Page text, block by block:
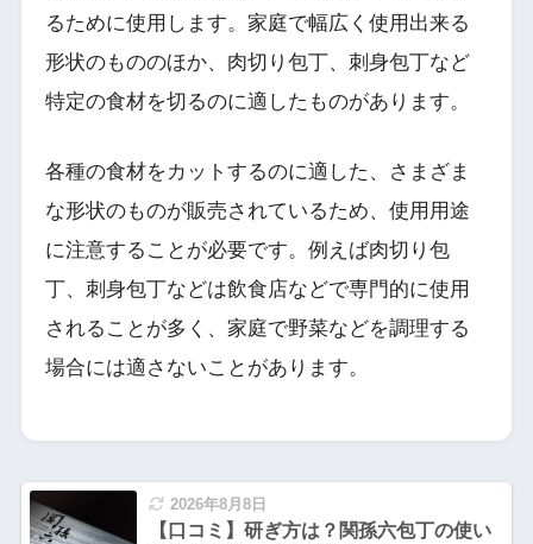
るために使用します。家庭で幅広く使用出来る
形状のもののほか、肉切り包丁、刺身包丁など
特定の食材を切るのに適したものがあります。
各種の食材をカットするのに適した、さまざま
な形状のものが販売されているため、使用用途
に注意することが必要です。例えば肉切り包
丁、刺身包丁などは飲食店などで専門的に使用
されることが多く、家庭で野菜などを調理する
場合には適さないことがあります。
2026年8月8日
【口コミ】研ぎ方は？関孫六包丁の使い